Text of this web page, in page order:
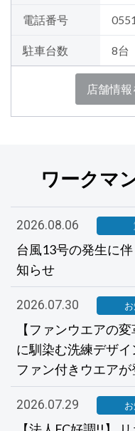
電話番号
駐車台数 8台
店舗情報
ワークマ
2026.08.06
台風13号の発生に
知らせ
2026.07.30
【ファンウエアの
に馴染む洗練デザ
ファン付きウエアが
2026.07.29